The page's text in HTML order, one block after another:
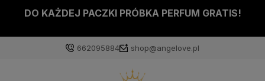
DO KAŻDEJ PACZKI PRÓBKA PERFUM GRATIS!
662095884 shop@angelove.pl